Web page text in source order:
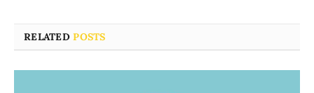
RELATEDPOSTS